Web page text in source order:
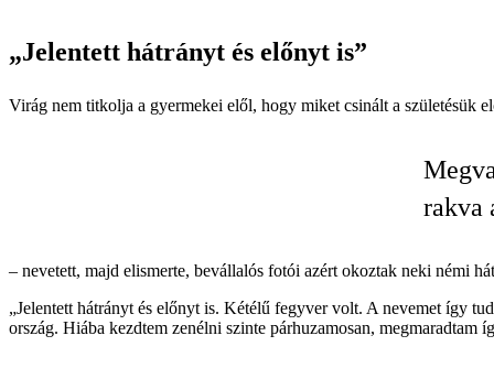
„Jelentett hátrányt és előnyt is”
Virág nem titkolja a gyermekei elől, hogy miket csinált a születésük
rakva
– nevetett, majd elismerte, bevállalós fotói azért okoztak neki némi
„Jelentett hátrányt és előnyt is. Kétélű fegyver volt. A nevemet így
ország. Hiába kezdtem zenélni szinte párhuzamosan, megmaradtam